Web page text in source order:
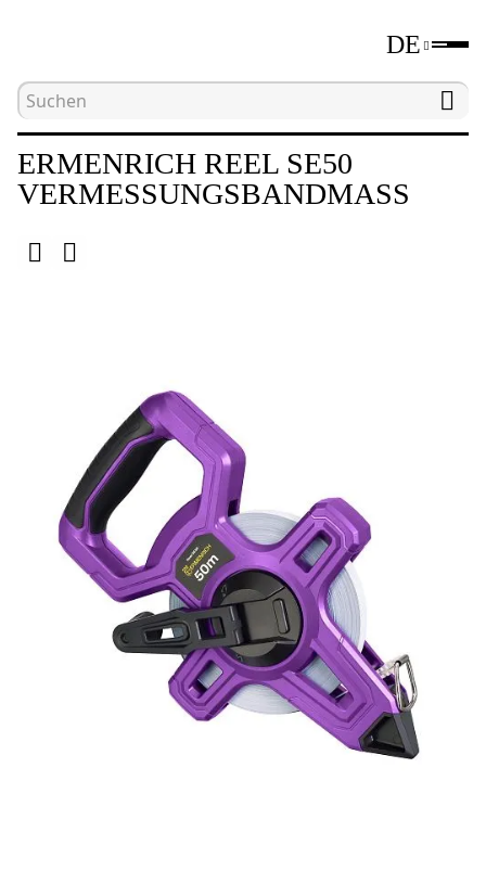
DE
Hauptseite
ERMENRICH REEL SE50
VERMESSUNGSBANDMASS